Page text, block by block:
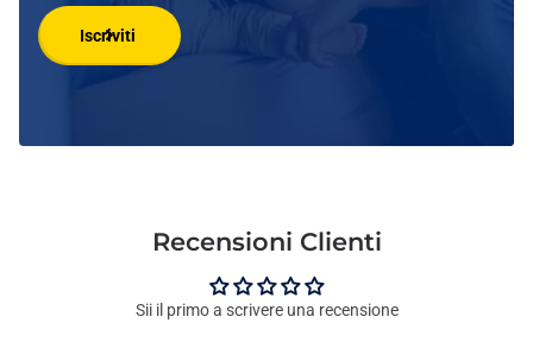
Iscriviti
Recensioni Clienti
Sii il primo a scrivere una recensione